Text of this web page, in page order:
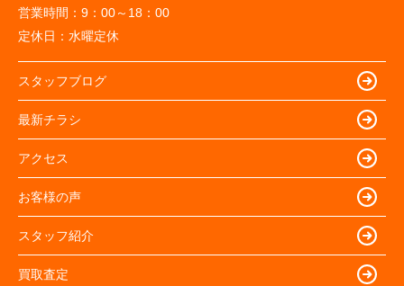
営業時間： 9：00～18：00
定休日： 水曜定休
スタッフブログ
最新チラシ
アクセス
お客様の声
スタッフ紹介
買取査定